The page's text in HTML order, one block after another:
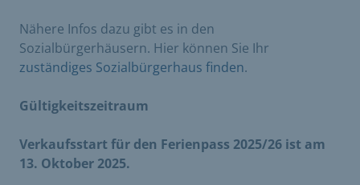
Nähere Infos dazu gibt es in den
Sozialbürgerhäusern. Hier können Sie Ihr
zuständiges Sozialbürgerhaus finden.
Gültigkeitszeitraum
Verkaufsstart für den Ferienpass 2025/26 ist am
13. Oktober 2025.